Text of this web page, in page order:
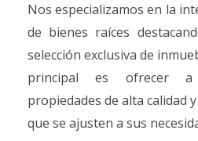
Nos especializamos en la
de bienes raíces
selección exclusiva de
principal es ofrecer a
propiedades de alta calidad
que se ajusten a sus